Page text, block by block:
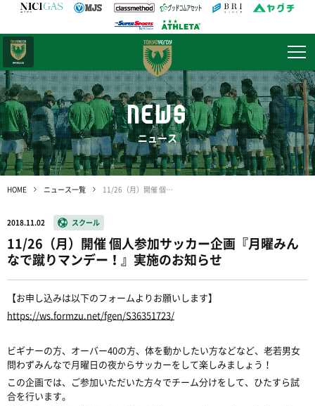
NEWS
ニュース
HOME ニュース一覧 11/26（月）開催 個人参加サッカー企画『月曜みんなで蹴りマンデー！』実施のお知らせ
2018.11.02 スクール
11/26（月）開催 個人参加サッカー企画『月曜みん
なで蹴りマンデー！』実施のお知らせ
【お申し込みは以下のフォームよりお願いします】
https://ws.formzu.net/fgen/S36351723/
ビギナーの方、オーバー40の方、体を動かしたい方などなど、老若男女
問わずみんなで月曜日の夜からサッカーをして楽しみましょう！
この企画では、ご参加いただいた方々でチーム分けをして、ひたすら試
合を行います。